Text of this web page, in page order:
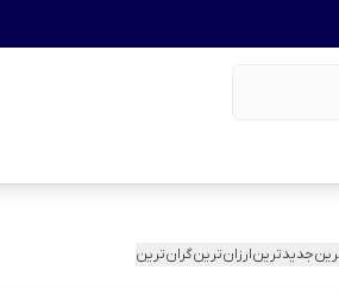
جدیدترینارزان‌ترینگران‌ترین